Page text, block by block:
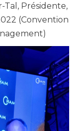
Présidente,
(Convention